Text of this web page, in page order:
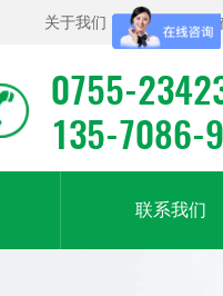
关于我们 | 联系我们 |
0755-
135-7086-
联系我们